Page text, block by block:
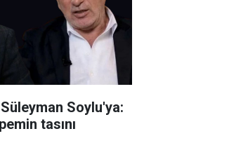
Soylu'ya:
tasını